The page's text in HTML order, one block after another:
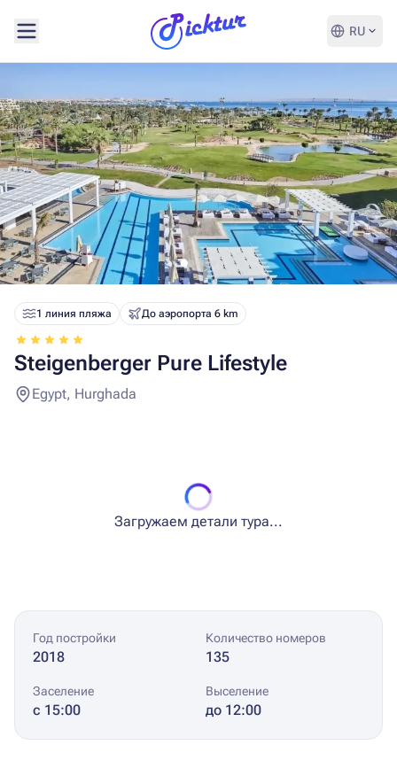
RU
1 линия пляжа До аэропорта 6 km
Steigenberger Pure Lifestyle
Egypt, Hurghada
Загружаем детали тура...
Год постройки
2018
Количество номеров
135
Заселение
с 15:00
Выселение
до 12:00